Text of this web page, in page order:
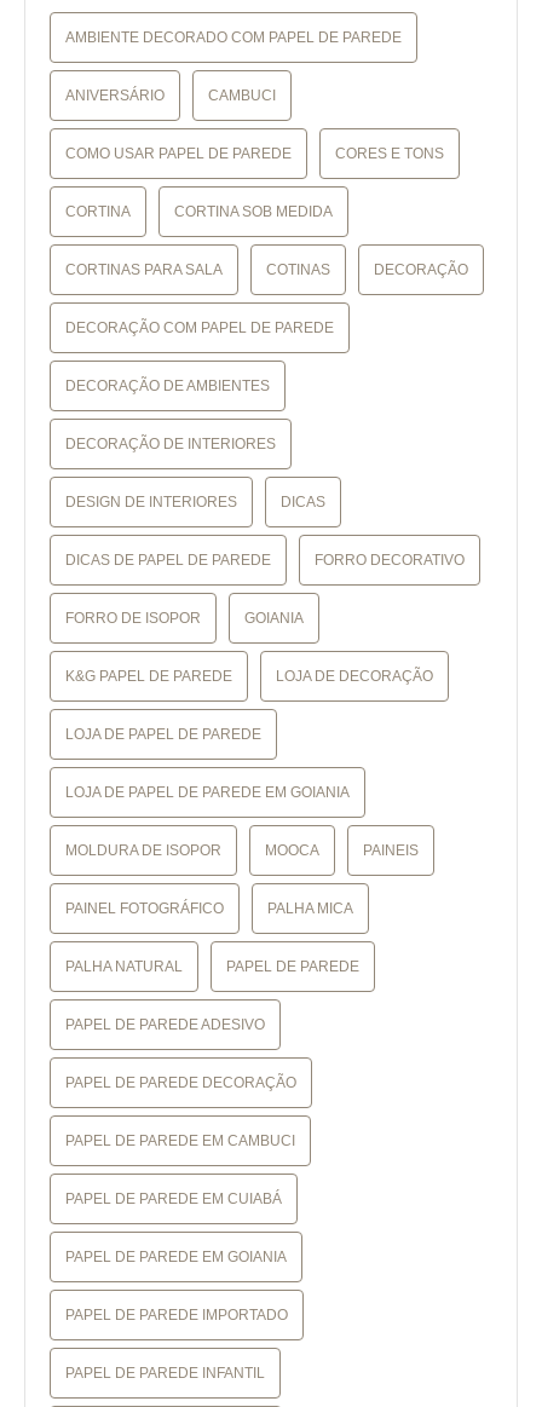
AMBIENTE DECORADO COM PAPEL DE PAREDE
ANIVERSÁRIO CAMBUCI
COMO USAR PAPEL DE PAREDE CORES E TONS
CORTINA CORTINA SOB MEDIDA
CORTINAS PARA SALA COTINAS DECORAÇÃO
DECORAÇÃO COM PAPEL DE PAREDE
DECORAÇÃO DE AMBIENTES
DECORAÇÃO DE INTERIORES
DESIGN DE INTERIORES DICAS
DICAS DE PAPEL DE PAREDE FORRO DECORATIVO
FORRO DE ISOPOR GOIANIA
K&G PAPEL DE PAREDE LOJA DE DECORAÇÃO
LOJA DE PAPEL DE PAREDE
LOJA DE PAPEL DE PAREDE EM GOIANIA
MOLDURA DE ISOPOR MOOCA PAINEIS
PAINEL FOTOGRÁFICO PALHA MICA
PALHA NATURAL PAPEL DE PAREDE
PAPEL DE PAREDE ADESIVO
PAPEL DE PAREDE DECORAÇÃO
PAPEL DE PAREDE EM CAMBUCI
PAPEL DE PAREDE EM CUIABÁ
PAPEL DE PAREDE EM GOIANIA
PAPEL DE PAREDE IMPORTADO
PAPEL DE PAREDE INFANTIL